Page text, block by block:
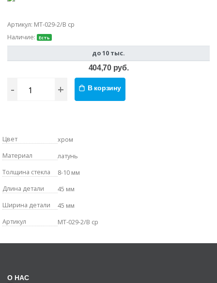
Артикул: MT-029-2/B cp
Наличие:
Есть
до 10 тыс.
404,70 руб.
- + В корзину
Цвет
хром
Материал
латунь
Толщина стекла
8-10 мм
Длина детали
45 мм
Ширина детали
45 мм
Артикул
MT-029-2/B cp
О НАС